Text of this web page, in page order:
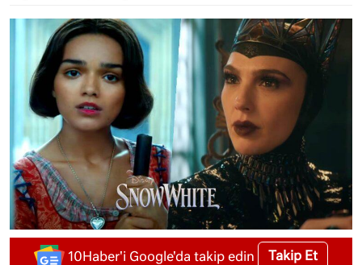
10Haber'i Google'da takip edin Takip Et